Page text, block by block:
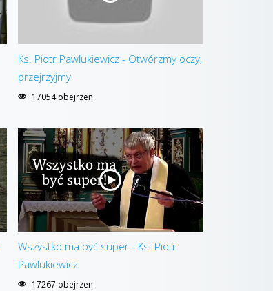
Ks. Piotr Pawlukiewicz - Otwórzmy oczy,
przejrzyjmy
17054 obejrzen
Wszystko ma być super - Ks. Piotr
Pawlukiewicz
17267 obejrzen